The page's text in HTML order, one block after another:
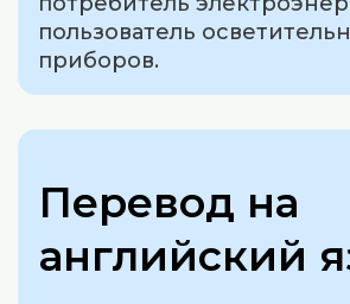
пользователь
приборов.
Перевод на
английский